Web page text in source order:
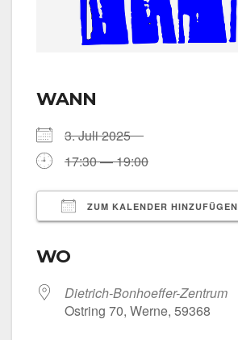
WANN
3. Juli 2025
17:30 — 19:00
ZUM KALENDER HINZUFÜGEN
WO
Dietrich-Bonhoeffer-Zentrum
Ost­ring 70, Wer­ne, 59368